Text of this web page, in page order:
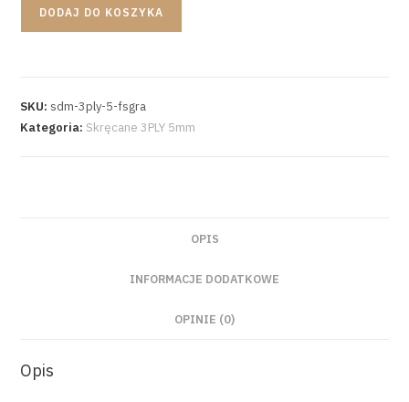
DODAJ DO KOSZYKA
SKU:sdm-3ply-5-fsgra
Kategoria: Skręcane 3PLY 5mm
OPIS
INFORMACJE DODATKOWE
OPINIE (0)
Opis